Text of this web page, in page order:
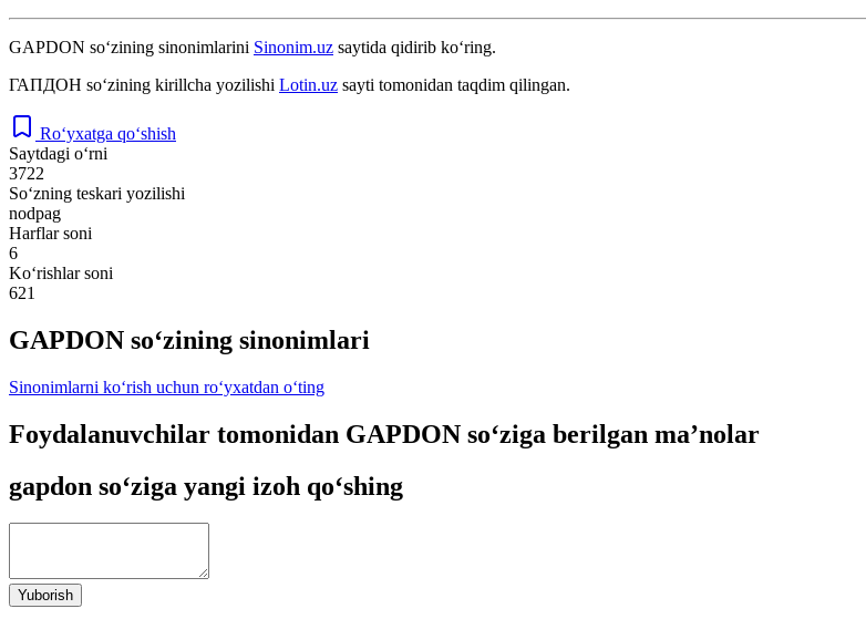
GAPDON so‘zining sinonimlarini Sinonim.uz saytida qidirib ko‘ring.
ГАПДОН so‘zining kirillcha yozilishi Lotin.uz sayti tomonidan taqdim qilingan.
Ro‘yxatga qo‘shish
Saytdagi o‘rni
3722
So‘zning teskari yozilishi
nodpag
Harflar soni
6
Ko‘rishlar soni
621
GAPDON so‘zining sinonimlari
Sinonimlarni ko‘rish uchun ro‘yxatdan o‘ting
Foydalanuvchilar tomonidan GAPDON so‘ziga berilgan ma’nolar
gapdon so‘ziga yangi izoh qo‘shing
Yuborish